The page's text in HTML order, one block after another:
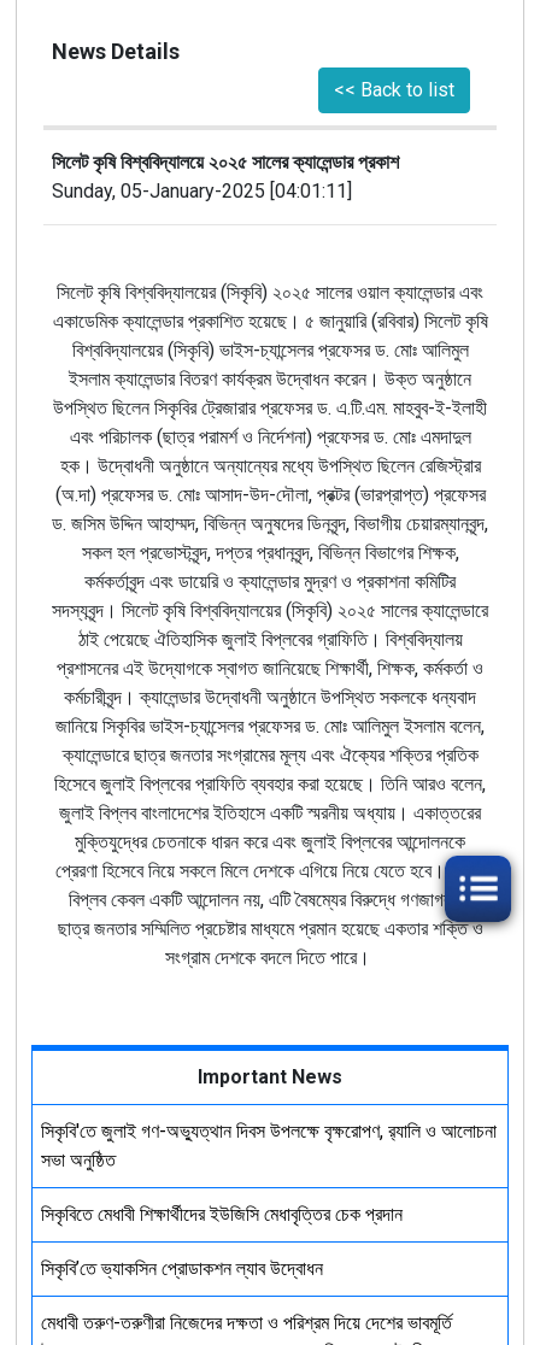
News Details
<< Back to list
সিলেট কৃষি বিশ্ববিদ্যালয়ে ২০২৫ সালের ক্যালেন্ডার প্রকাশ
Sunday, 05-January-2025 [04:01:11]
সিলেট কৃষি বিশ্ববিদ্যালয়ের (সিকৃবি) ২০২৫ সালের ওয়াল ক্যালেন্ডার এবং
একাডেমিক ক্যালেন্ডার প্রকাশিত হয়েছে। ৫ জানুয়ারি (রবিবার) সিলেট কৃষি
বিশ্ববিদ্যালয়ের (সিকৃবি) ভাইস-চ্যান্সেলর প্রফেসর ড. মোঃ আলিমুল
ইসলাম ক্যালেন্ডার বিতরণ কার্যক্রম উদ্বোধন করেন। উক্ত অনুষ্ঠানে
উপস্থিত ছিলেন সিকৃবির ট্রেজারার প্রফেসর ড. এ.টি.এম. মাহবুব-ই-ইলাহী
এবং পরিচালক (ছাত্র পরামর্শ ও নির্দেশনা) প্রফেসর ড. মোঃ এমদাদুল
হক। উদ্বোধনী অনুষ্ঠানে অন্যান্যের মধ্যে উপস্থিত ছিলেন রেজিস্ট্রার
(অ.দা) প্রফেসর ড. মোঃ আসাদ-উদ-দৌলা,প্রক্টর (ভারপ্রাপ্ত) প্রফেসর
ড. জসিম উদ্দিন আহাম্মদ, বিভিন্ন অনুষদের ডিনবৃন্দ, বিভাগীয় চেয়ারম্যানবৃন্দ,
সকল হল প্রভোস্টবৃন্দ, দপ্তর প্রধানবৃন্দ, বিভিন্ন বিভাগের শিক্ষক,
কর্মকর্তাবৃন্দ এবং ডায়েরি ও ক্যালেন্ডার মুদ্রণ ও প্রকাশনা কমিটির
সদস্যবৃন্দ। সিলেট কৃষি বিশ্ববিদ্যালয়ের (সিকৃবি) ২০২৫ সালের ক্যালেন্ডারে
ঠাই পেয়েছে ঐতিহাসিক জুলাই বিপ্লবের গ্রাফিতি। বিশ্ববিদ্যালয়
প্রশাসনের এই উদ্যোগকে স্বাগত জানিয়েছে শিক্ষার্থী, শিক্ষক, কর্মকর্তা ও
কর্মচারীবৃন্দ। ক্যালেন্ডার উদ্বোধনী অনুষ্ঠানে উপস্থিত সকলকে ধন্যবাদ
জানিয়ে সিকৃবির ভাইস-চ্যান্সেলর প্রফেসর ড. মোঃ আলিমুল ইসলাম বলেন,
ক্যালেন্ডারে ছাত্র জনতার সংগ্রামের মূল্য এবং ঐক্যের শক্তির প্রতিক
হিসেবে জুলাই বিপ্লবের প্রাফিতি ব্যবহার করা হয়েছে। তিনি আরও বলেন,
জুলাই বিপ্লব বাংলাদেশের ইতিহাসে একটি স্মরনীয় অধ্যায়। একাত্তরের
মুক্তিযুদ্ধের চেতনাকে ধারন করে এবং জুলাই বিপ্লবের আন্দোলনকে
প্রেরণা হিসেবে নিয়ে সকলে মিলে দেশকে এগিয়ে নিয়ে যেতে হবে। জুলাই
বিপ্লব কেবল একটি আন্দোলন নয়, এটি বৈষম্যের বিরুদ্ধে গণজাগরণ।
ছাত্র জনতার সম্মিলিত প্রচেষ্টার মাধ্যমে প্রমান হয়েছে একতার শক্তি ও
সংগ্রাম দেশকে বদলে দিতে পারে।
Important News
সিকৃবি'তে জুলাই গণ-অভ্যুত্থান দিবস উপলক্ষে বৃক্ষরোপণ, র‍্যালি ও আলোচনা
সভা অনুষ্ঠিত
সিকৃবিতে মেধাবী শিক্ষার্থীদের ইউজিসি মেধাবৃত্তির চেক প্রদান
সিকৃবি’তে ভ্যাকসিন প্রোডাকশন ল্যাব উদ্বোধন
মেধাবী তরুণ-তরুণীরা নিজেদের দক্ষতা ও পরিশ্রম দিয়ে দেশের ভাবমূর্তি